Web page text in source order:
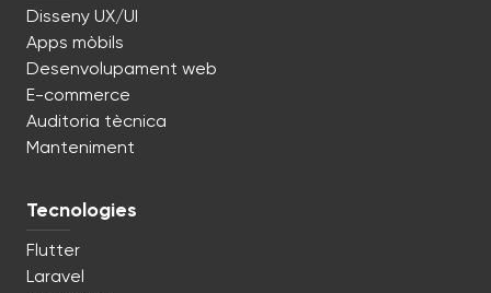
Disseny UX/UI
Apps mòbils
Desenvolupament web
E-commerce
Auditoria tècnica
Manteniment
Tecnologies
Flutter
Laravel